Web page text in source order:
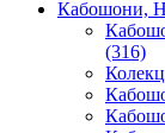
Кабошони,
(316)